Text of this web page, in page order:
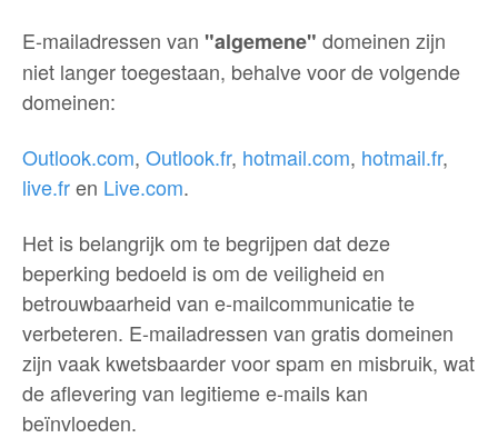
E-mailadressen van "algemene" domeinen zijn
niet langer toegestaan, behalve voor de volgende
domeinen:
Outlook.com, Outlook.fr, hotmail.com, hotmail.fr,
live.fren Live.com.
Het is belangrijk om te begrijpen dat deze
beperking bedoeld is om de veiligheid en
betrouwbaarheid van e-mailcommunicatie te
verbeteren. E-mailadressen van gratis domeinen
zijn vaak kwetsbaarder voor spam en misbruik, wat
de aflevering van legitieme e-mails kan
beïnvloeden.